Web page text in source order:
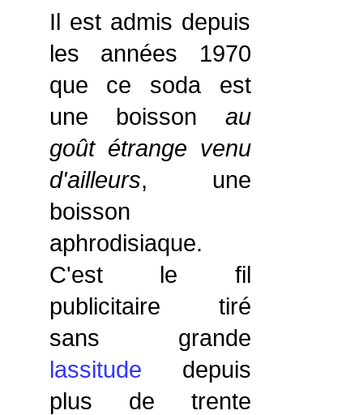
Il est admis depuis
les années 1970
que ce soda est
une boisson au
goût étrange venu
d'ailleurs, une
boisson
aphrodisiaque.
C'est le fil
publicitaire tiré
sans grande
lassitude depuis
plus de trente